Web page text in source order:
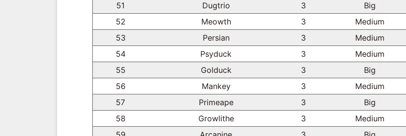
51
Dugtrio 3
Big
52
Meowth 3
Medium
53
Persian 3
Medium
54
Psyduck 3
Medium
55
Golduck 3
Big
56
Mankey 3
Medium
57
Primeape 3
Big
58
Growlithe 3
Medium